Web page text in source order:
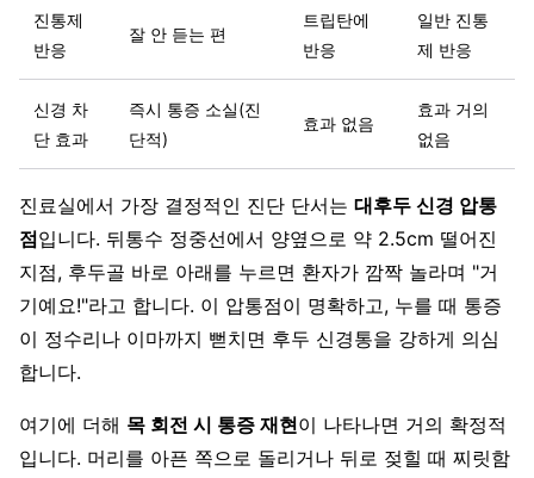
진통제
반응
잘 안 듣는 편
트립탄에
반응
일반 진통
제 반응
신경 차
단 효과
즉시 통증 소실(진
단적)
효과 없음
효과 거의
없음
진료실에서 가장 결정적인 진단 단서는 대후두 신경 압통
점입니다. 뒤통수 정중선에서 양옆으로 약 2.5cm 떨어진
지점, 후두골 바로 아래를 누르면 환자가 깜짝 놀라며 "거
기예요!"라고 합니다. 이 압통점이 명확하고, 누를 때 통증
이 정수리나 이마까지 뻗치면 후두 신경통을 강하게 의심
합니다.
여기에 더해 목 회전 시 통증 재현이 나타나면 거의 확정적
입니다. 머리를 아픈 쪽으로 돌리거나 뒤로 젖힐 때 찌릿함